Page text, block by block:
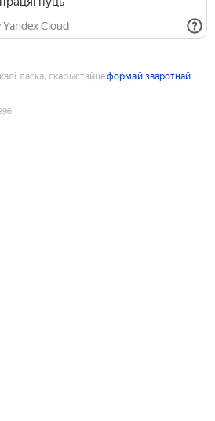
Cloud
ласка, скарыстайцеформай зваротнай